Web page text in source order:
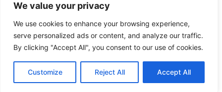
We value your privacy
We use cookies to enhance your browsing experience,
serve personalized ads or content, and analyze our traffic.
By clicking "Accept All", you consent to our use of cookies.
Customize Reject All Accept All
©2023. Colegio Santa Maria del Pilar Marianistas (Zaragoza). Derechos
Cookies
PHP Code SnippetsPowered By :XYZScripts.com